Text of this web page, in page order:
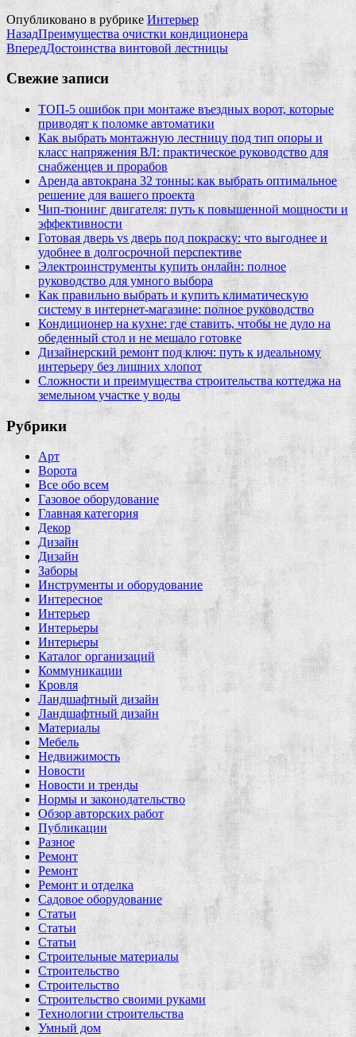
Опубликовано в рубрике Интерьер
НазадПреимущества очистки кондиционера
ВпередДостоинства винтовой лестницы
Свежие записи
ТОП-5 ошибок при монтаже въездных ворот, которые
приводят к поломке автоматики
Как выбрать монтажную лестницу под тип опоры и
класс напряжения ВЛ: практическое руководство для
снабженцев и прорабов
Аренда автокрана 32 тонны: как выбрать оптимальное
решение для вашего проекта
Чип‑тюнинг двигателя: путь к повышенной мощности и
эффективности
Готовая дверь vs дверь под покраску: что выгоднее и
удобнее в долгосрочной перспективе
Электроинструменты купить онлайн: полное
руководство для умного выбора
Как правильно выбрать и купить климатическую
систему в интернет‑магазине: полное руководство
Кондиционер на кухне: где ставить, чтобы не дуло на
обеденный стол и не мешало готовке
Дизайнерский ремонт под ключ: путь к идеальному
интерьеру без лишних хлопот
Сложности и преимущества строительства коттеджа на
земельном участке у воды
Рубрики
Арт
Ворота
Все обо всем
Газовое оборудование
Главная категория
Декор
Дизайн
Дизайн
Заборы
Инструменты и оборудование
Интересное
Интерьер
Интерьеры
Интерьеры
Каталог организаций
Коммуникации
Кровля
Ландшафтный дизайн
Ландшафтный дизайн
Материалы
Мебель
Недвижимость
Новости
Новости и тренды
Нормы и законодательство
Обзор авторских работ
Публикации
Разное
Ремонт
Ремонт
Ремонт и отделка
Садовое оборудование
Статьи
Статьи
Статьи
Строительные материалы
Строительство
Строительство
Строительство своими руками
Технологии строительства
Умный дом